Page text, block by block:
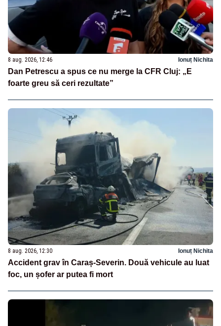
8 aug. 2026, 12:46 Ionuț Nichita
Dan Petrescu a spus ce nu merge la CFR Cluj: „E
foarte greu să ceri rezultate”
8 aug. 2026, 12:30 Ionuț Nichita
Accident grav în Caraș-Severin. Două vehicule au luat
foc, un șofer ar putea fi mort